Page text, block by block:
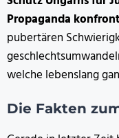
Propaganda
pubertären
welche lebenslang
Die Fakten